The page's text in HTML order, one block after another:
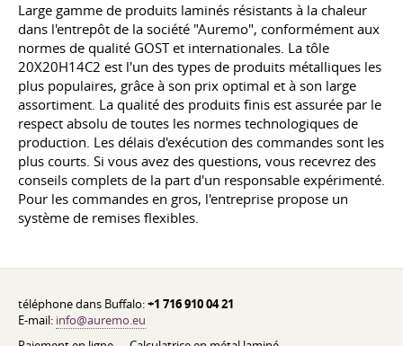
Large gamme de produits laminés résistants à la chaleur
dans l'entrepôt de la société "Auremo", conformément aux
normes de qualité GOST et internationales. La tôle
20Х20Н14С2 est l'un des types de produits métalliques les
plus populaires, grâce à son prix optimal et à son large
assortiment. La qualité des produits finis est assurée par le
respect absolu de toutes les normes technologiques de
production. Les délais d'exécution des commandes sont les
plus courts. Si vous avez des questions, vous recevrez des
conseils complets de la part d'un responsable expérimenté.
Pour les commandes en gros, l'entreprise propose un
système de remises flexibles.
téléphone dans Buffalo:+1 716 910 04 21
E-mail: info@auremo.eu